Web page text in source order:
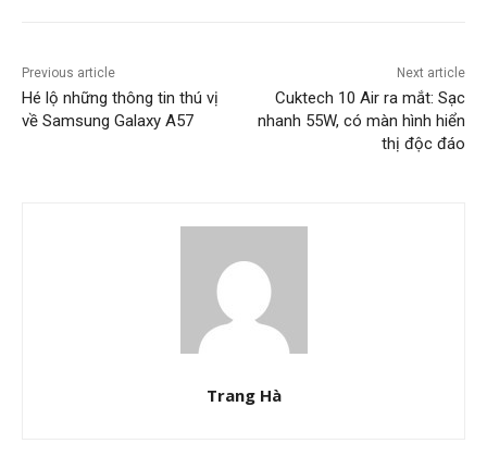
Previous article
Hé lộ những thông tin thú vị
về Samsung Galaxy A57
Next article
Cuktech 10 Air ra mắt: Sạc
nhanh 55W, có màn hình hiển
thị độc đáo
Trang Hà